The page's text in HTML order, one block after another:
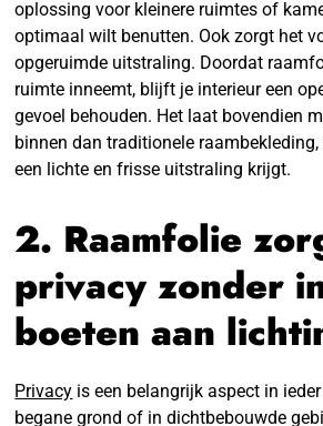
oplossing voor kleinere ruimtes of
optimaal wilt benutten. Ook zorgt het
opgeruimde uitstraling. Doordat
ruimte inneemt, blijft je interieur een
gevoel behouden. Het laat bovendien
binnen dan traditionele
een lichte en frisse uitstraling krijgt.
2. Raamfolie
privacy zonder
boeten aan
Privacy is een belangrijk aspect in
begane grond of in dichtbebouwde